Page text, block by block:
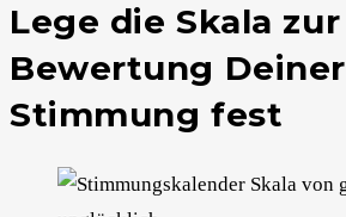
Lege die Skala zur
Bewertung Deiner
Stimmung fest